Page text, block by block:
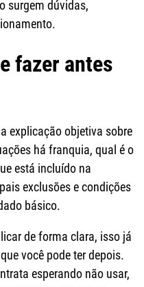
surgem dúvidas,
fazer antes
explicação objetiva sobre
há franquia, qual é o
está incluído na
exclusões e condições
básico.
de forma clara, isso já
você pode ter depois.
esperando não usar,